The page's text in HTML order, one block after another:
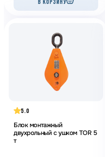
5.0
Блок монтажный
двухрольный с ушком TOR 5
т